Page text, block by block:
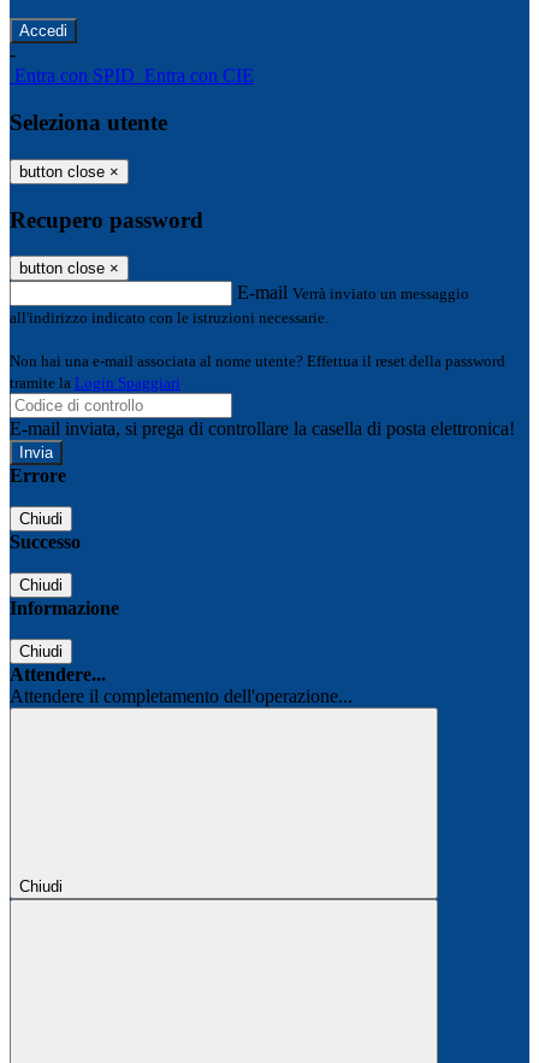
-
Entra con SPID Entra con CIE
Seleziona utente
button close ×
Recupero password
button close ×
E-mail Verrà inviato un messaggio
all'indirizzo indicato con le istruzioni necessarie.
Non hai una e-mail associata al nome utente? Effettua il reset della password
tramite la Login Spaggiari
E-mail inviata, si prega di controllare la casella di posta elettronica!
Errore
Chiudi
Successo
Chiudi
Informazione
Chiudi
Attendere...
Attendere il completamento dell'operazione...
Chiudi